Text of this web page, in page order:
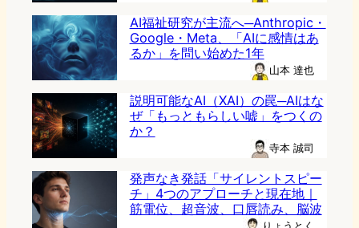
AI福祉研究が主流へ─Anthropic・
Google・Meta、「AIに感情はあ
るか」を問い始めた1年
山本 達也
説明可能なAI（XAI）の罠─AIはな
ぜ「もっともらしい嘘」をつくの
か？
寺本 誠司
発声なき発話「サイレントスピー
チ」4つのアプローチと現在地｜
筋電位、超音波、口唇読み、脳波